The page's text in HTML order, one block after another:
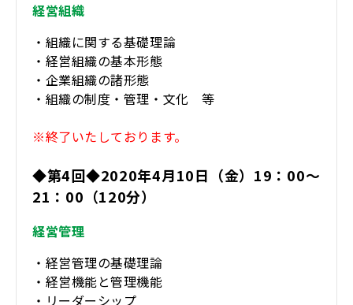
経営組織
・組織に関する基礎理論
・経営組織の基本形態
・企業組織の諸形態
・組織の制度・管理・文化 等
※終了いたしております。
◆第4回◆2020年4月10日（金）19：00～
21：00（120分）
経営管理
・経営管理の基礎理論
・経営機能と管理機能
・リーダーシップ